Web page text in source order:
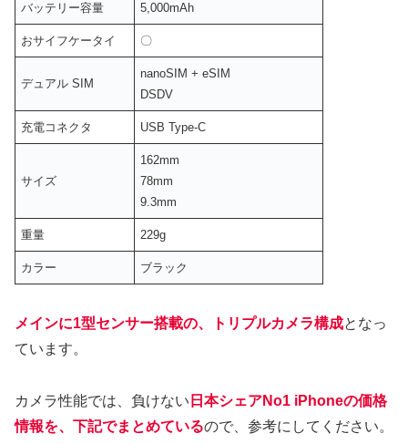
バッテリー容量 5,000mAh
おサイフケータイ 〇
デュアル SIM
nanoSIM + eSIM
DSDV
充電コネクタ USB Type-C
サイズ
162mm
78mm
9.3mm
重量 229g
カラー ブラック
メインに1型センサー搭載の、トリプルカメラ構成となっ
ています。
カメラ性能では、負けない 日本シェアNo1 iPhoneの価格
情報を、下記でまとめているので、参考にしてください。